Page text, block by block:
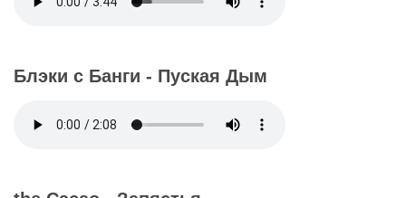
Блэки с Банги - Пуская Дым